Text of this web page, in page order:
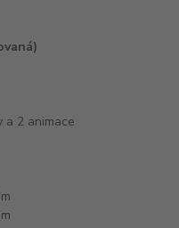
a 2 animace